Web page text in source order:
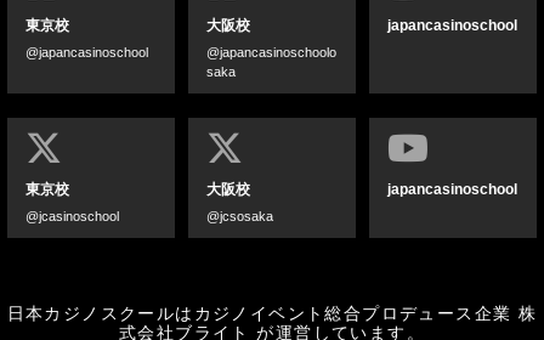
東京校
@japancasinoschool
大阪校
@japancasinoschoolo
saka
japancasinoschool
東京校
@jcasinoschool
大阪校
@jcsosaka
japancasinoschool
日本カジノスクールはカジノイベント総合プロデュース企業 株
式会社ブライト
が運営しています。